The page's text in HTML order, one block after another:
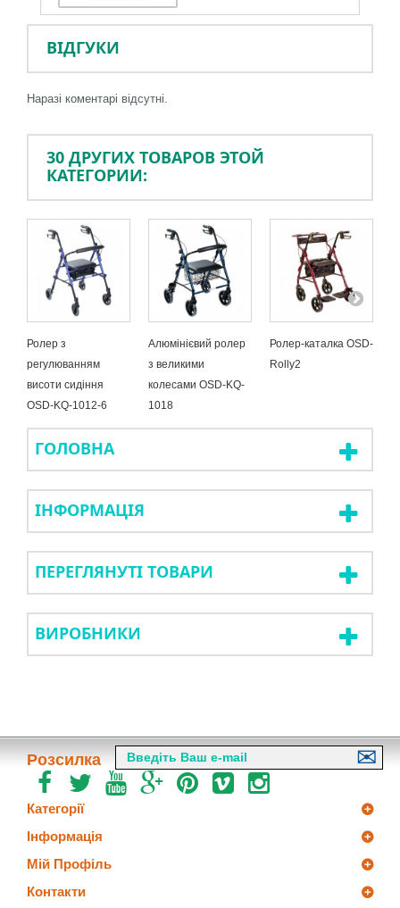
ВІДГУКИ
Наразі коментарі відсутні.
30 ДРУГИХ ТОВАРОВ ЭТОЙ
КАТЕГОРИИ:
Ролер з
регулюванням
висоти сидіння
OSD-KQ-1012-6
Алюмінієвий ролер
з великими
колесами OSD-KQ-
1018
Ролер-каталка OSD-
Rolly2
ГОЛОВНА
ІНФОРМАЦІЯ
ПЕРЕГЛЯНУТІ ТОВАРИ
ВИРОБНИКИ
Розсилка
Категорії
Інформація
Мій Профіль
Контакти